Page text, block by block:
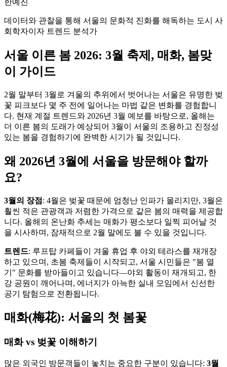
데이터와 관찰을 통해 서울의 문화적 진화를 해독하는 도시 사
회학자이자 트렌드 분석가
서울 이른 봄 2026: 3월 축제, 매화, 봄맞
이 가이드
2월 말부터 3월로 겨울의 추위에서 벗어나는 서울은 유명한 벚
꽃 피크보다 몇 주 전에 일어나는 마법 같은 변화를 경험합니
다. 현재 계절 트렌드와 2026년 3월 예보를 바탕으로, 올해는
더 이른 봄의 도래가 예상되어 3월이 서울의 조용하고 진정성
있는 봄을 경험하기에 완벽한 시기가 될 것입니다.
왜 2026년 3월에 서울을 방문해야 할까
요?
3월의 장점 : 4월은 벚꽃 때문에 엄청난 인파가 몰리지만, 3월은
훨씬 적은 관광객과 저렴한 가격으로 같은 봄의 매력을 제공합
니다. 올해의 온난화 추세는 매화가 평소보다 일찍 피어날 것
을 시사하며, 잠재적으로 2월 말에도 볼 수 있을 것입니다.
트렌드: 루프탑 카페들이 겨울 휴업 후 야외 테라스를 재개장
하고 있으며, 초봄 축제들이 시작되고, 서울 시민들은 "봄 열
기" 문화를 받아들이고 있습니다—야외 활동이 재개되고, 한
강 공원이 깨어나며, 에너지가 아늑한 실내 모임에서 신선한
공기 탐험으로 전환됩니다.
매화(梅花): 서울의 첫 봄꽃
매화 vs 벚꽃 이해하기
많은 외국인 방문객들이 놓치는 중요한 구분이 있습니다: 3월